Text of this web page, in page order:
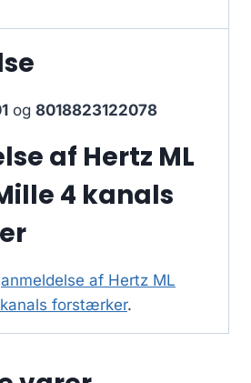
og 8018823122078
af Hertz ML
4 kanals
anmeldelse af Hertz ML
forstærker.